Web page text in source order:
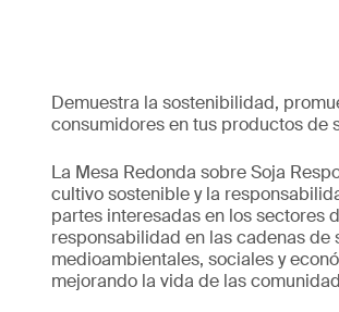
Demuestra la sostenibilidad,
consumidores en tus productos de
La Mesa Redonda sobre Soja
cultivo sostenible y la
partes interesadas en los sectores
responsabilidad en las cadenas
medioambientales, sociales y
mejorando la vida de las